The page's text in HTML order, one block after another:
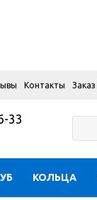
Контакты
33
КОЛЬЦА